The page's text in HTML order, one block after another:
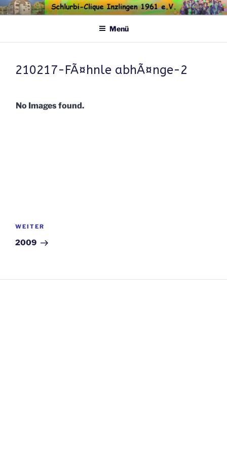
Zum
Inhalt
Menü
210217-FÃ¤hnle abhÃ¤nge-2
No Images found.
Nächster
Beitrag
WEITER
2009